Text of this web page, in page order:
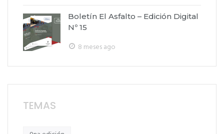
Boletín El Asfalto – Edición Digital
Nº 15
8 meses ago
TEMAS